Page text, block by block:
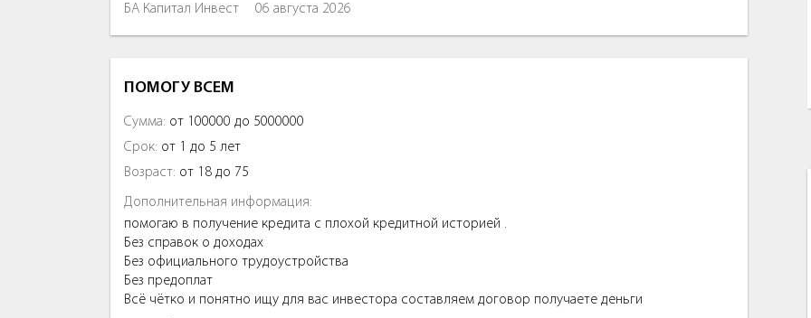
БА Капитал Инвест 06 августа 2026
ПОМОГУ ВСЕМ
Сумма: от 100000 до 5000000
Срок: от 1 до 5 лет
Возраст: от 18 до 75
Дополнительная информация:
помогаю в получение кредита с плохой кредитной историей .
Без справок о доходах
Без официального трудоустройства
Без предоплат
Всё чётко и понятно ищу для вас инвестора составляем договор получаете деньги